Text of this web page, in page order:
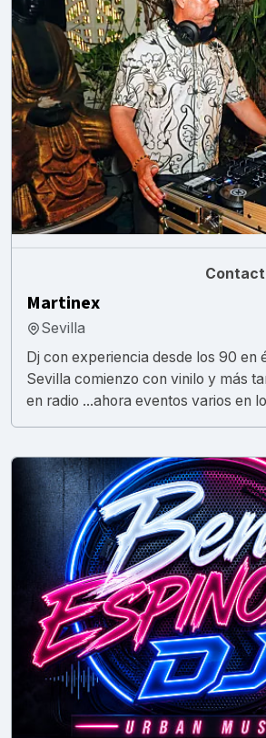
Martinex
Sevilla
Dj con experiencia desde los 90 en
Sevilla comienzo con vinilo y más
en radio ...ahora eventos varios en